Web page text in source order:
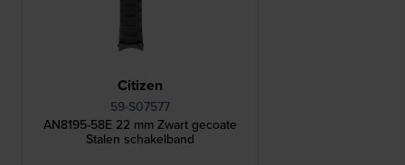
Citizen
59-S07577
AN8195-58E 22 mm Zwart gecoate
Stalen schakelband